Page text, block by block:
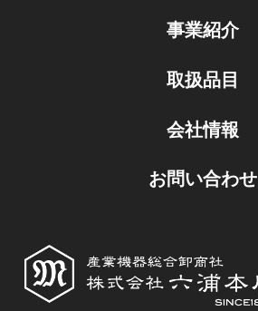
事業紹介
取扱品目
会社情報
お問い合わせ